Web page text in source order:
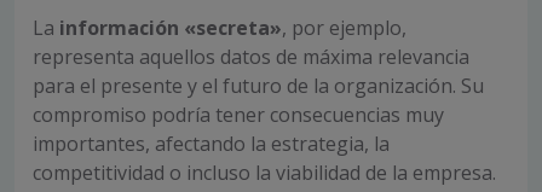
La información «secreta», por ejemplo,
representa aquellos datos de máxima relevancia
para el presente y el futuro de la organización. Su
compromiso podría tener consecuencias muy
importantes, afectando la estrategia, la
competitividad o incluso la viabilidad de la empresa.